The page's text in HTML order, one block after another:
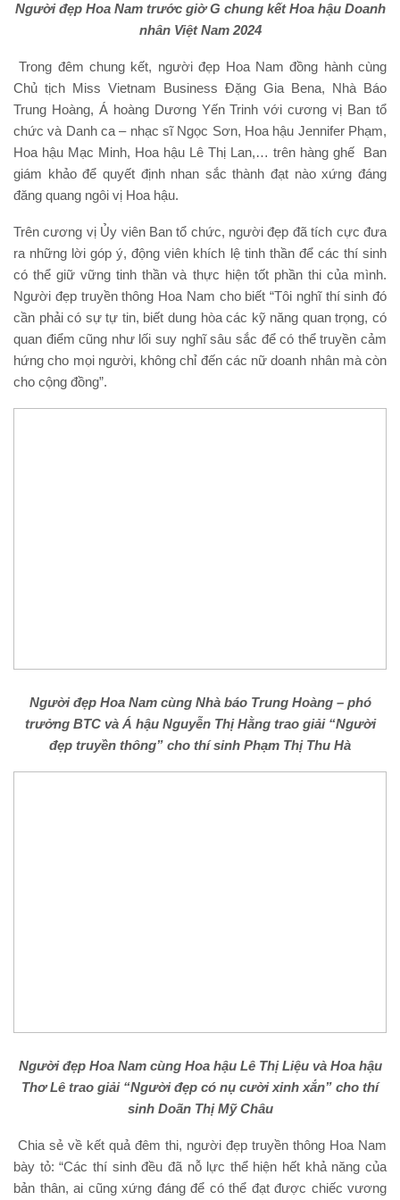
Người đẹp Hoa Nam trước giờ G chung kết Hoa hậu Doanh
nhân Việt Nam 2024
Trong đêm chung kết, người đẹp Hoa Nam đồng hành cùng
Chủ tịch Miss Vietnam Business Đặng Gia Bena, Nhà Báo
Trung Hoàng, Á hoàng Dương Yến Trinh với cương vị Ban tổ
chức và Danh ca – nhạc sĩ Ngọc Sơn, Hoa hậu Jennifer Phạm,
Hoa hậu Mạc Minh, Hoa hậu Lê Thị Lan,… trên hàng ghế Ban
giám khảo để quyết định nhan sắc thành đạt nào xứng đáng
đăng quang ngôi vị Hoa hậu.
Trên cương vị Ủy viên Ban tổ chức, người đẹp đã tích cực đưa
ra những lời góp ý, động viên khích lệ tinh thần để các thí sinh
có thể giữ vững tinh thần và thực hiện tốt phần thi của mình.
Người đẹp truyền thông Hoa Nam cho biết “Tôi nghĩ thí sinh đó
cần phải có sự tự tin, biết dung hòa các kỹ năng quan trọng, có
quan điểm cũng như lối suy nghĩ sâu sắc để có thể truyền cảm
hứng cho mọi người, không chỉ đến các nữ doanh nhân mà còn
cho cộng đồng”.
Người đẹp Hoa Nam cùng Nhà báo Trung Hoàng – phó
trưởng BTC và Á hậu Nguyễn Thị Hằng trao giải “Người
đẹp truyền thông” cho thí sinh Phạm Thị Thu Hà
Người đẹp Hoa Nam cùng Hoa hậu Lê Thị Liệu và Hoa hậu
Thơ Lê trao giải “Người đẹp có nụ cười xinh xắn” cho thí
sinh Doãn Thị Mỹ Châu
Chia sẻ về kết quả đêm thi, người đẹp truyền thông Hoa Nam
bày tỏ: “Các thí sinh đều đã nỗ lực thể hiện hết khả năng của
bản thân, ai cũng xứng đáng để có thể đạt được chiếc vương